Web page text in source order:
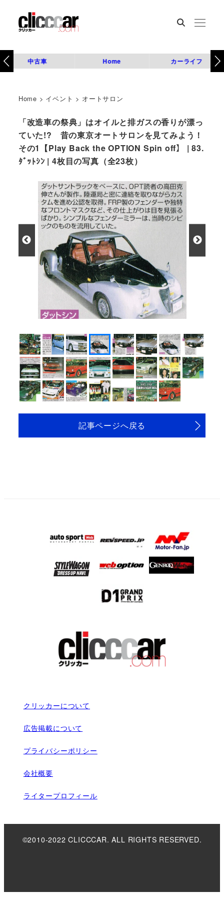
中古車 Home カーライフ
Home > イベント > オートサロン
「改造車の祭典」はオイルと排ガスの香りが漂っ
ていた!? 昔の東京オートサロンを見てみよう！
その1【Play Back the OPTION Spin off】 | 83.
ﾀﾞｯﾄｼﾝ | 4枚目の写真（全23枚）
記事ページへ戻る
クリッカーについて
広告掲載について
プライバシーポリシー
会社概要
ライタープロフィール
©2010-2022 CLICCCAR. ALL RIGHTS RESERVED.